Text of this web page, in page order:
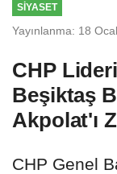
SIYASET
Yayınlanma: 18
CHP
Beşiktaş
Akpolat'ı
CHP Genel